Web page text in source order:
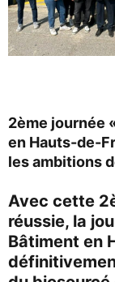
2ème journée
en Hauts-de-
les ambitions
Avec cette
réussie, la
Bâtiment en